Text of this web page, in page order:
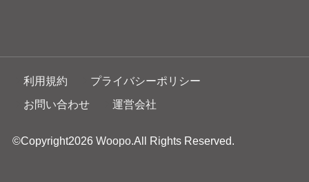
利用規約
プライバシーポリシー
お問い合わせ
運営会社
©Copyright2026 Woopo.All Rights Reserved.